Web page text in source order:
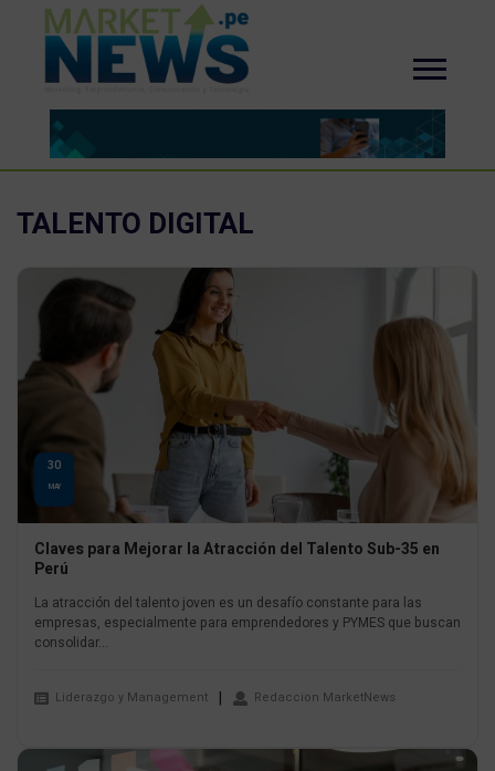
TALENTO DIGITAL
30
MAY
Claves para Mejorar la Atracción del Talento Sub-35 en
Perú
La atracción del talento joven es un desafío constante para las
empresas, especialmente para emprendedores y PYMES que buscan
consolidar...
Liderazgo y Management Redaccion MarketNews